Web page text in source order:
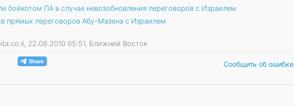
бойкотом ПА в случае невозобновления переговоров с Израилем
прямых переговоров Абу-Мазена с Израилем
22.08.2010 05:51, Ближний Восток
Сообщить об ошибке